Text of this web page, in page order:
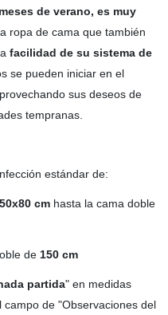
de verano, es muy
ropa de cama que también
facilidad de su sistema de
se pueden iniciar en el
sus deseos de
tempranas.
estándar de:
50x80 cm hasta la cama doble
de 150 cm
partida" en medidas
campo de "Observaciones del